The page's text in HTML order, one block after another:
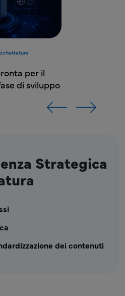
Strategica
- Menu di consulenza
dei contenuti